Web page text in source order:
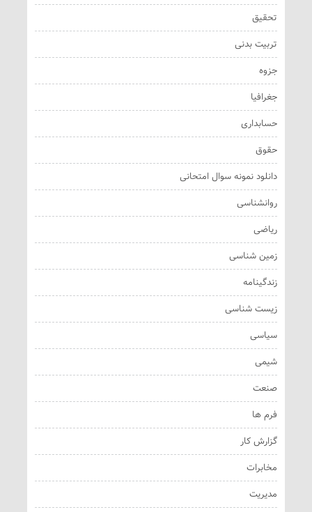
تحقیق
تربیت بدنی
جزوه
جغرافیا
حسابداری
حقوق
دانلود نمونه سوال امتحانی
روانشناسی
ریاضی
زمین شناسی
زندگینامه
زیست شناسی
سیاسی
شیمی
صنعت
فرم ها
گزارش کار
مخابرات
مدیریت